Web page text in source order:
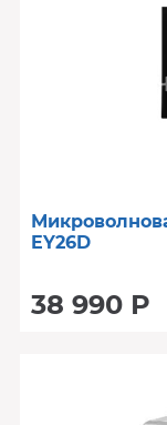
EY26D
38 990 Р